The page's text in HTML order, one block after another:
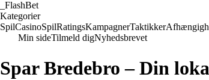
FlashBet
Kategorier
SpilCasinoSpilRatingsKampagnerTaktikker
Min sideTilmeld digNyhedsbrevet
Spar Bredebro – Din